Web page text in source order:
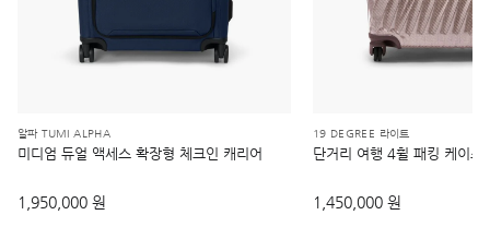
알파 TUMI ALPHA
미디엄 듀얼 액세스 확장형 체크인 캐리어
1,950,000 원
19 DEGREE 라이트
단거리 여행 4휠 패킹 케이스
1,450,000 원